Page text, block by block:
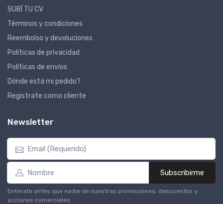
SUBÍ TU CV
Términos y condiciones
Reembolso y devoluciones
Políticas de privacidad
Políticas de envíos
Dónde está mi pedido?
Registrate como cliente
Newsletter
Subscribirme
Enterate antes que nadie de nuestras promociones, descuentos y
acciones comerciales.